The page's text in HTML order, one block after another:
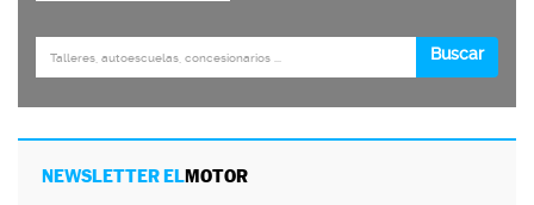
NEWSLETTER ELMOTOR